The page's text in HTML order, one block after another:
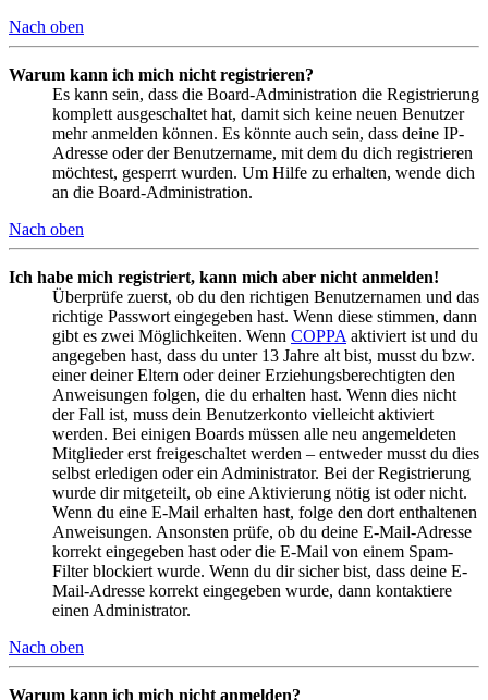
Nach oben
Warum kann ich mich nicht registrieren?
Es kann sein, dass die Board-Administration die Registrierung
komplett ausgeschaltet hat, damit sich keine neuen Benutzer
mehr anmelden können. Es könnte auch sein, dass deine IP-
Adresse oder der Benutzername, mit dem du dich registrieren
möchtest, gesperrt wurden. Um Hilfe zu erhalten, wende dich
an die Board-Administration.
Nach oben
Ich habe mich registriert, kann mich aber nicht anmelden!
Überprüfe zuerst, ob du den richtigen Benutzernamen und das
richtige Passwort eingegeben hast. Wenn diese stimmen, dann
gibt es zwei Möglichkeiten. Wenn COPPA aktiviert ist und du
angegeben hast, dass du unter 13 Jahre alt bist, musst du bzw.
einer deiner Eltern oder deiner Erziehungsberechtigten den
Anweisungen folgen, die du erhalten hast. Wenn dies nicht
der Fall ist, muss dein Benutzerkonto vielleicht aktiviert
werden. Bei einigen Boards müssen alle neu angemeldeten
Mitglieder erst freigeschaltet werden – entweder musst du dies
selbst erledigen oder ein Administrator. Bei der Registrierung
wurde dir mitgeteilt, ob eine Aktivierung nötig ist oder nicht.
Wenn du eine E-Mail erhalten hast, folge den dort enthaltenen
Anweisungen. Ansonsten prüfe, ob du deine E-Mail-Adresse
korrekt eingegeben hast oder die E-Mail von einem Spam-
Filter blockiert wurde. Wenn du dir sicher bist, dass deine E-
Mail-Adresse korrekt eingegeben wurde, dann kontaktiere
einen Administrator.
Nach oben
Warum kann ich mich nicht anmelden?